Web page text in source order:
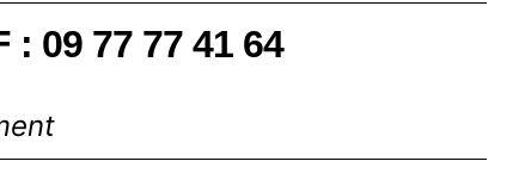
09 77 77 41 64